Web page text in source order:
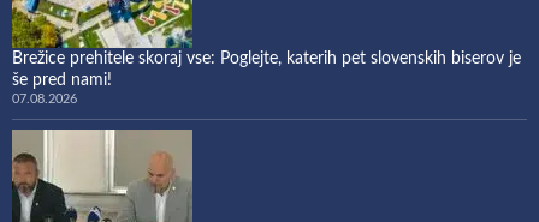
Brežice prehitele skoraj vse: Poglejte, katerih pet slovenskih biserov je
še pred nami!
07.08.2026